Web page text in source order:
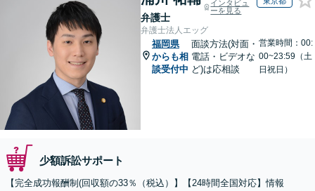
弁護士
インタビュ
ーを見る
弁護士法人エッグ
福岡県
からも相
談受付中
面談方法(対面・
電話・ビデオな
ど)は応相談
営業時間：00:
00~23:59（土
日祝日）
少額訴訟サポート
【完全成功報酬制(回収額の33％（税込）】【24時間全国対応】情報